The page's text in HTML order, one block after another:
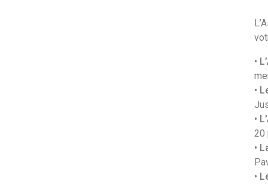
•
•
•
20
•
•